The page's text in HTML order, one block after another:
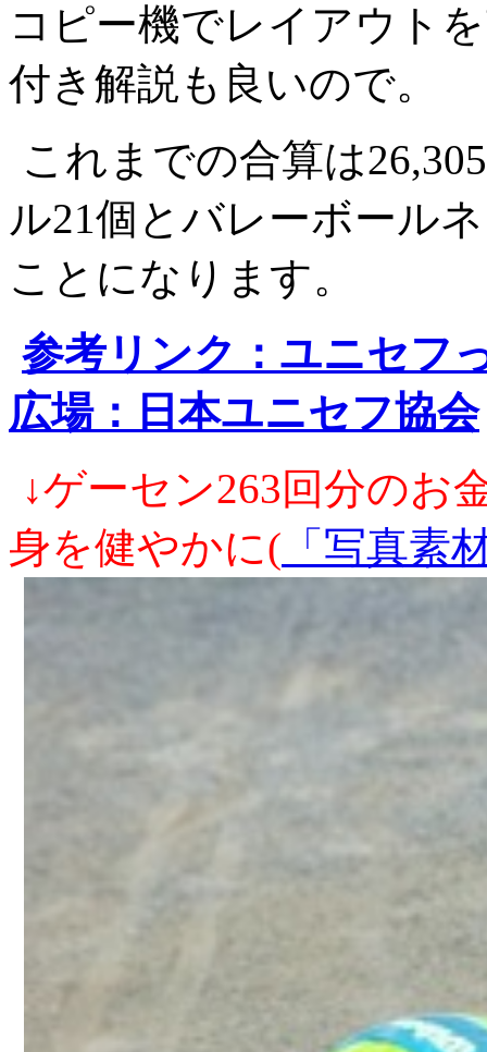
コピー機でレイアウト
付き解説も良いので。
これまでの合算は
ル21個とバレーボール
ことになります。
参考リンク：ユニセフ
広場：日本ユニセフ協会
↓ゲーセン263回分のお
身を健やかに( 「写真素